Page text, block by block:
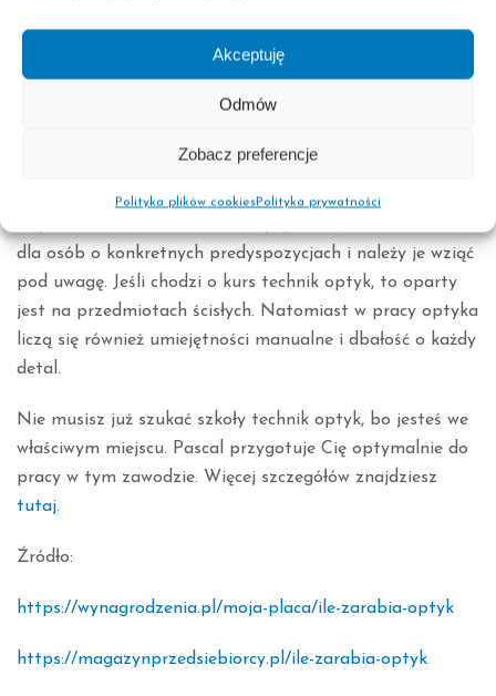
Akceptuję
Odmów
Zobacz preferencje
Polityka plików cookiesPolityka prywatności
elastyczny czas pracy, jako korzyść wynikającą z pracy na
Zaletą jest przyjazne środowisko pracy. Jest to
estetyczny, przyjemny dla oka salon optyczny i
dla osób o konkretnych predyspozycjach i należy je wziąć
pod uwagę. Jeśli chodzi o kurs technik optyk, to oparty
jest na przedmiotach ścisłych. Natomiast w pracy optyka
liczą się również umiejętności manualne i dbałość o każdy
detal.
Nie musisz już szukać szkoły technik optyk, bo jesteś we
właściwym miejscu. Pascal przygotuje Cię optymalnie do
pracy w tym zawodzie. Więcej szczegółów znajdziesz
tutaj.
Źródło:
https://wynagrodzenia.pl/moja-placa/ile-zarabia-optyk
https://magazynprzedsiebiorcy.pl/ile-zarabia-optyk